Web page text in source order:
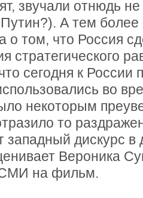
звучали отнюдь не
Путин?). А тем
том, что Россия
стратегического
сегодня к России
во
некоторым
то
дискурс в
Вероника
на фильм.